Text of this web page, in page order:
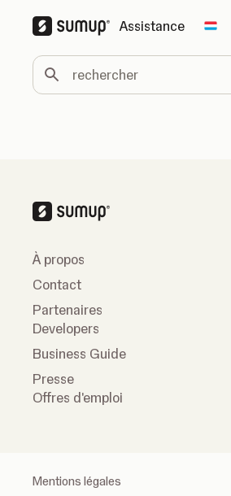
Assistance
rechercher
À propos
Contact
Partenaires
Developers
Business Guide
Presse
Offres d'emploi
Mentions légales